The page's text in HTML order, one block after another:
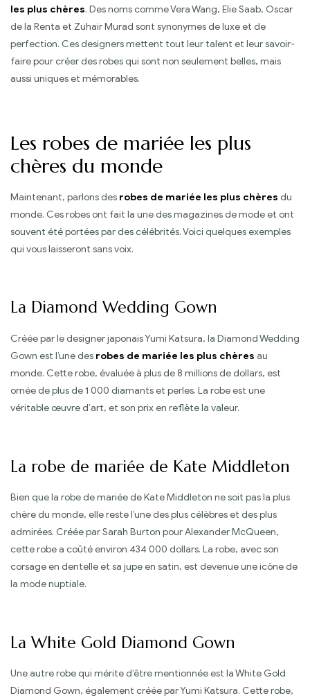
les plus chères. Des noms comme Vera Wang, Elie Saab, Oscar
de la Renta et Zuhair Murad sont synonymes de luxe et de
perfection. Ces designers mettent tout leur talent et leur savoir-
faire pour créer des robes qui sont non seulement belles, mais
aussi uniques et mémorables.
Les robes de mariée les plus
chères du monde
Maintenant, parlons des robes de mariée les plus chères du
monde. Ces robes ont fait la une des magazines de mode et ont
souvent été portées par des célébrités. Voici quelques exemples
qui vous laisseront sans voix.
La Diamond Wedding Gown
Créée par le designer japonais Yumi Katsura, la Diamond Wedding
Gown est l’une des robes de mariée les plus chères au
monde. Cette robe, évaluée à plus de 8 millions de dollars, est
ornée de plus de 1 000 diamants et perles. La robe est une
véritable œuvre d’art, et son prix en reflète la valeur.
La robe de mariée de Kate Middleton
Bien que la robe de mariée de Kate Middleton ne soit pas la plus
chère du monde, elle reste l’une des plus célèbres et des plus
admirées. Créée par Sarah Burton pour Alexander McQueen,
cette robe a coûté environ 434 000 dollars. La robe, avec son
corsage en dentelle et sa jupe en satin, est devenue une icône de
la mode nuptiale.
La White Gold Diamond Gown
Une autre robe qui mérite d’être mentionnée est la White Gold
Diamond Gown, également créée par Yumi Katsura. Cette robe,